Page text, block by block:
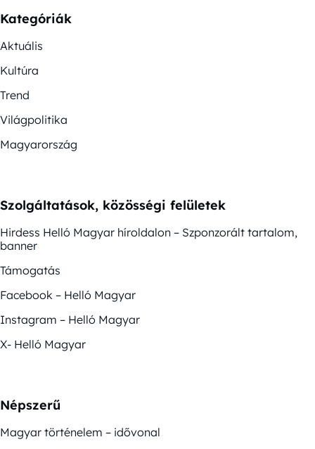
Kategóriák
Aktuális
Kultúra
Trend
Világpolitika
Magyarország
Szolgáltatások, közösségi felületek
Hirdess Helló Magyar híroldalon – Szponzorált tartalom,
banner
Támogatás
Facebook – Helló Magyar
Instagram – Helló Magyar
X- Helló Magyar
Népszerű
Magyar történelem – idővonal